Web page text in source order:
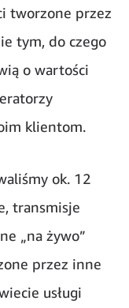
tworzone przez
tym, do czego
o wartości
klientom.
ok. 12
transmisje
„na żywo”
przez inne
usługi